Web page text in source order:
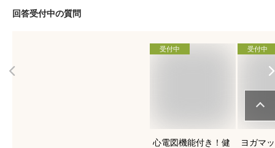
回答受付中の質問
受付中
心電図機能付き！健
受付中
ヨガマ